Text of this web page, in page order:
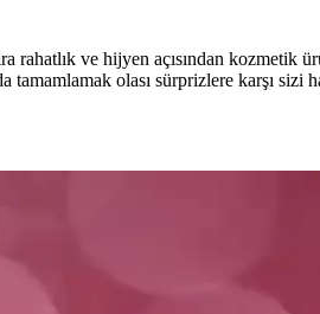
rahatlık ve hijyen açısından kozmetik
olası sürprizlere karşı sizi